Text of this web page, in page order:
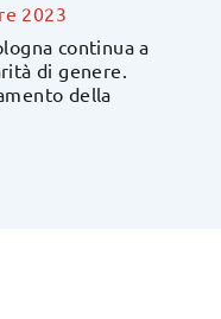
2023
continua a
di genere.
della